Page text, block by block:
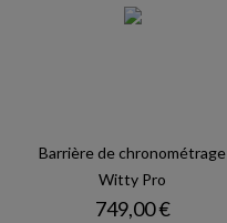
Barrière de chronométrage
Witty Pro
Prix
749,00 €